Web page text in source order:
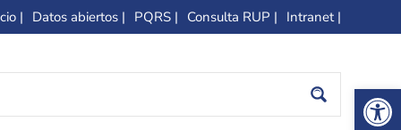
| Datos abiertos | PQRS | Consulta RUP | Intranet |